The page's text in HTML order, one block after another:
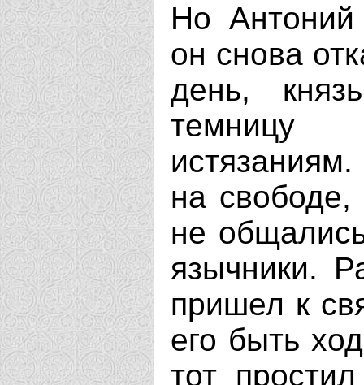
Но Антоний
он снова
день,
темницу
на
не
язычники.
пришел к
его быть
тот